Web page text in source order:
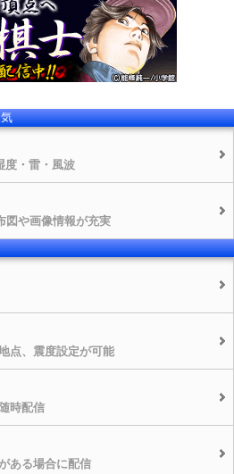
度・雷・風波
図や画像情報が充実
点、震度設定が可能
時配信
ある場合に配信